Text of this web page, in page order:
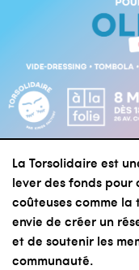
La Torsolidaire est
lever des fonds pour
coûteuses comme la
envie de créer un
et de soutenir les
communauté.